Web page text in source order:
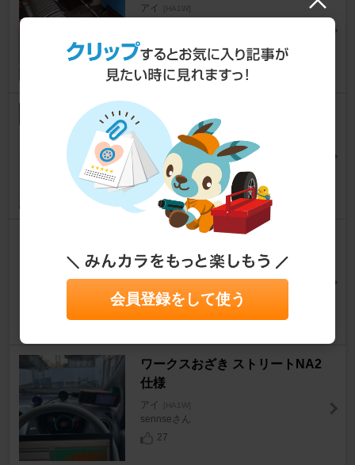
アイ [HA1W]
魔術師オーヘンはがれ旅。(ヘッ
ドライト黄変除去)
アイ [HA1W]
あすか。さん
22
ASTRO PRODUCTS カーエア
コン用冷媒 200g HFC-134a
アイ [HA1W]
潟さん
ワークスおざき ストリートNA2
仕様
アイ [HA1W]
sennseさん
27
会員登録をして使う